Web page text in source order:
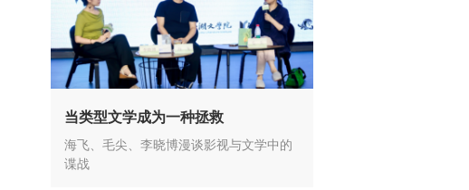
当类型文学成为一种拯救
海飞、毛尖、李晓博漫谈影视与文学中的
谍战